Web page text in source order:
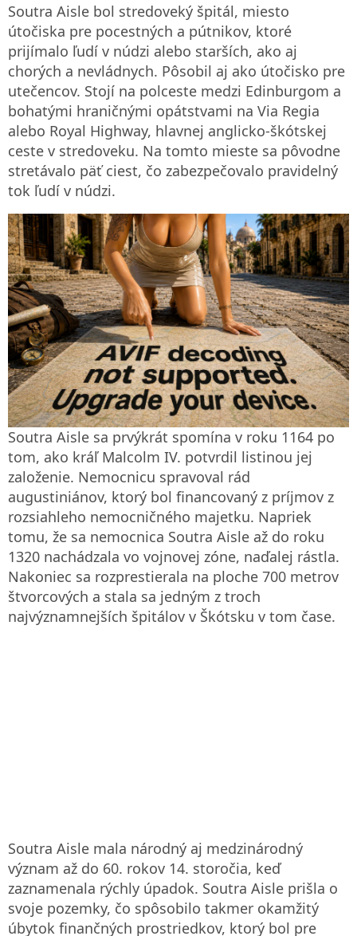
Soutra Aisle bol stredoveký špitál, miesto
útočiska pre pocestných a pútnikov, ktoré
prijímalo ľudí v núdzi alebo starších, ako aj
chorých a nevládnych. Pôsobil aj ako útočisko pre
utečencov. Stojí na polceste medzi Edinburgom a
bohatými hraničnými opátstvami na Via Regia
alebo Royal Highway, hlavnej anglicko-škótskej
ceste v stredoveku. Na tomto mieste sa pôvodne
stretávalo päť ciest, čo zabezpečovalo pravidelný
tok ľudí v núdzi.
Soutra Aisle sa prvýkrát spomína v roku 1164 po
tom, ako kráľ Malcolm IV. potvrdil listinou jej
založenie. Nemocnicu spravoval rád
augustiniánov, ktorý bol financovaný z príjmov z
rozsiahleho nemocničného majetku. Napriek
tomu, že sa nemocnica Soutra Aisle až do roku
1320 nachádzala vo vojnovej zóne, naďalej rástla.
Nakoniec sa rozprestierala na ploche 700 metrov
štvorcových a stala sa jedným z troch
najvýznamnejších špitálov v Škótsku v tom čase.
Soutra Aisle mala národný aj medzinárodný
význam až do 60. rokov 14. storočia, keď
zaznamenala rýchly úpadok. Soutra Aisle prišla o
svoje pozemky, čo spôsobilo takmer okamžitý
úbytok finančných prostriedkov, ktorý bol pre